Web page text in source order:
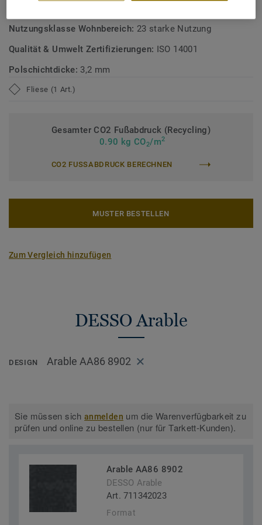
Nutzungsklasse Wohnbereich: 23 starke Nutzung
Qualität & Umwelt Zertifizierungen: ISO 14001
Polschichtdicke: 3,2 mm
Fliese (1 Art.)
Gesamter CO2 Fußabdruck (Recycling)
0.90 kg CO2/m2
CO2 FUSSABDRUCK BERECHNEN
MUSTER BESTELLEN
Zum Vergleich hinzufügen
DESSO Arable
DESIGN Arable AA86 8902
Sie müssen sichanmelden um die Warenverfügbarkeit zu
prüfen und online zu bestellen (nur für Tarkett-Kunden).
Arable AA86 8902
DESSO Arable
Art. 711342023
Format